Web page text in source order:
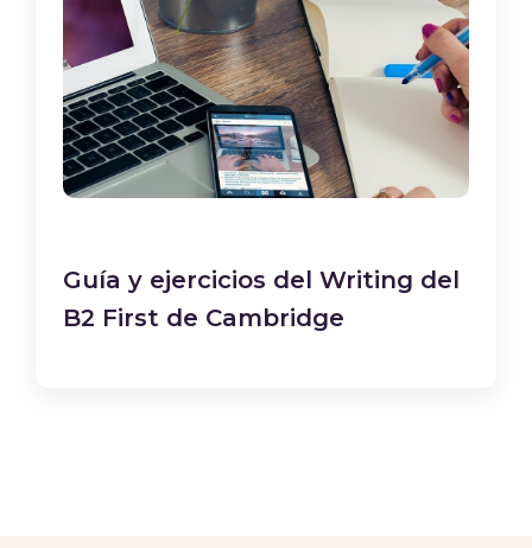
Guía y ejercicios del Writing del
B2 First de Cambridge